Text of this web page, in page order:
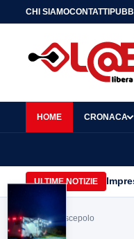
CHI SIAMOCONTATTI
HOME CRONACA
ULTIME NOTIZIE
Home> discepolo